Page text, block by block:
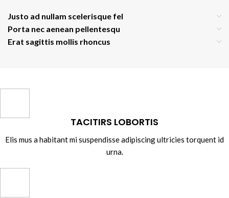
Justo ad nullam scelerisque fel
Porta nec aenean pellentesqu
Erat sagittis mollis rhoncus
TACITIRS LOBORTIS
Elis mus a habitant mi suspendisse adipiscing ultricies torquent id
urna.